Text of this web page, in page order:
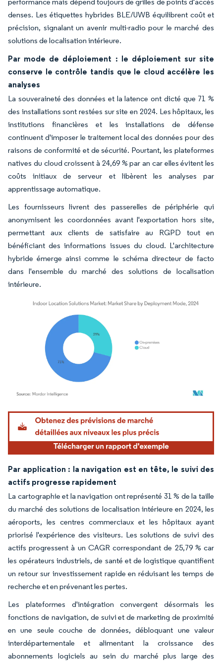
denses. Les étiquettes hybrides BLE/UWB équilibrent coût et
précision, signalant un avenir multi-radio pour le marché des
solutions de localisation intérieure.
Par mode de déploiement : le déploiement sur site
conserve le contrôle tandis que le cloud accélère les
analyses
La souveraineté des données et la latence ont dicté que 71 %
des installations sont restées sur site en 2024. Les hôpitaux, les
institutions financières et les installations de défense
continuent d'imposer le traitement local des données pour des
raisons de conformité et de sécurité. Pourtant, les plateformes
natives du cloud croissent à 24,69 % par an car elles évitent les
coûts initiaux de serveur et libèrent les analyses par
apprentissage automatique.
Les fournisseurs livrent des passerelles de périphérie qui
anonymisent les coordonnées avant l'exportation hors site,
permettant aux clients de satisfaire au RGPD tout en
bénéficiant des informations issues du cloud. L'architecture
hybride émerge ainsi comme le schéma directeur de facto
dans l'ensemble du marché des solutions de localisation
intérieure.
Image © Mordor Intelligence. La réutilisation nécessite une attribution sous CC BY
Par application : la navigation est en tête, le suivi des
actifs progresse rapidement
La cartographie et la navigation ont représenté 31 % de la taille
du marché des solutions de localisation intérieure en 2024, les
aéroports, les centres commerciaux et les hôpitaux ayant
priorisé l'expérience des visiteurs. Les solutions de suivi des
actifs progressent à un CAGR correspondant de 25,79 % car
les opérateurs industriels, de santé et de logistique quantifient
un retour sur investissement rapide en réduisant les temps de
recherche et en prévenant les pertes.
Les plateformes d'intégration convergent désormais les
fonctions de navigation, de suivi et de marketing de proximité
en une seule couche de données, débloquant une valeur
interdépartementale et alimentant la croissance des
abonnements logiciels au sein du marché plus large des